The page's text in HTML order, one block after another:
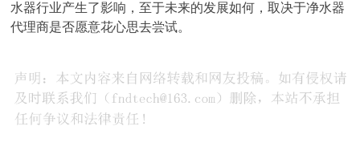
水器行业产生了影响，至于未来的发展如何，取决于净水器
代理商是否愿意花心思去尝试。